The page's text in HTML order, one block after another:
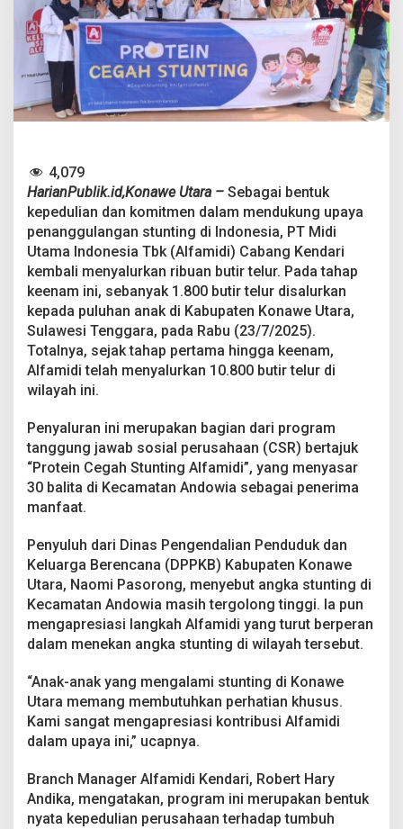
e
b
a
s
S
t
u
n
g
,
A
l
f
a
m
i
d
i
T
l
S
a
u
r
n
0
.
8
0
T
l
u
r
d
i
o
n
a
4,079
HarianPublik.id,Konawe Utara – Sebagai bentuk
kepedulian dan komitmen dalam mendukung upaya
penanggulangan stunting di Indonesia, PT Midi
Utama Indonesia Tbk (Alfamidi) Cabang Kendari
kembali menyalurkan ribuan butir telur. Pada tahap
keenam ini, sebanyak 1.800 butir telur disalurkan
kepada puluhan anak di Kabupaten Konawe Utara,
Sulawesi Tenggara, pada Rabu (23/7/2025).
Totalnya, sejak tahap pertama hingga keenam,
Alfamidi telah menyalurkan 10.800 butir telur di
wilayah ini.
Penyaluran ini merupakan bagian dari program
tanggung jawab sosial perusahaan (CSR) bertajuk
“Protein Cegah Stunting Alfamidi”, yang menyasar
30 balita di Kecamatan Andowia sebagai penerima
manfaat.
Penyuluh dari Dinas Pengendalian Penduduk dan
Keluarga Berencana (DPPKB) Kabupaten Konawe
Utara, Naomi Pasorong, menyebut angka stunting di
Kecamatan Andowia masih tergolong tinggi. Ia pun
mengapresiasi langkah Alfamidi yang turut berperan
dalam menekan angka stunting di wilayah tersebut.
“Anak-anak yang mengalami stunting di Konawe
Utara memang membutuhkan perhatian khusus.
Kami sangat mengapresiasi kontribusi Alfamidi
dalam upaya ini,” ucapnya.
Branch Manager Alfamidi Kendari, Robert Hary
Andika, mengatakan, program ini merupakan bentuk
nyata kepedulian perusahaan terhadap tumbuh